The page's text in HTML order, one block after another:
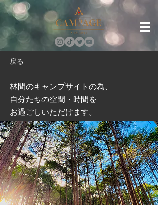
戻る
林間のキャンプサイトの為、
自分たちの空間・時間を
お過ごしいただけます。